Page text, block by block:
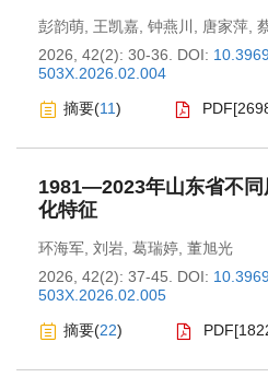
彭韵萌 王凯嘉 钟燕川 唐家萍
2026, 42(2): 30-36.
DOI:
503X.2026.02.004
摘要(11) PDF[
1981—2023年山东省不
化特征
环海军 刘岩 葛瑞婷 董旭光
2026, 42(2): 37-45.
DOI:
503X.2026.02.005
摘要(22) PDF[